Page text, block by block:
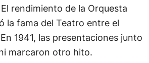
rendimiento de la Orquesta
la fama del Teatro entre el
1941, las presentaciones junto
marcaron otro hito.